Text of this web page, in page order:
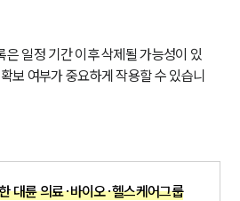
그룹소개
일정 기간 이후 삭제될 가능성이 있
보 여부가 중요하게 작용할 수 있습니
대륜 의료·바이오·헬스케어그룹